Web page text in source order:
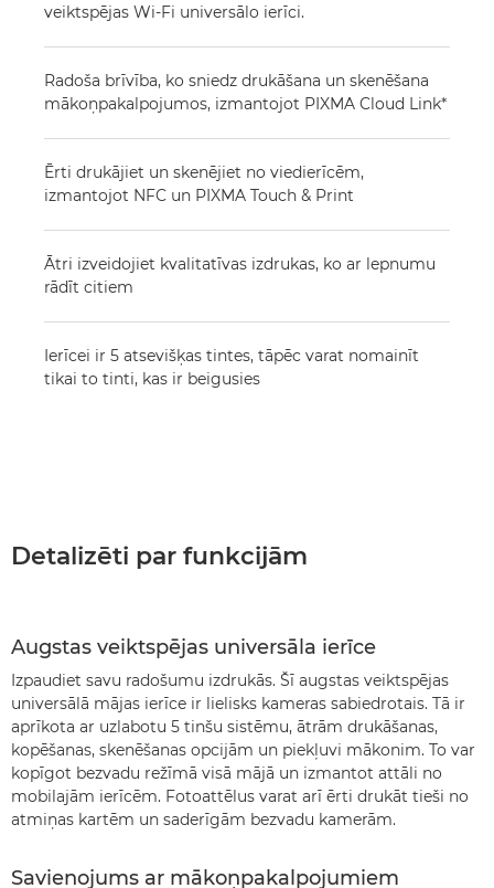
veiktspējas Wi-Fi universālo ierīci.
Radoša brīvība, ko sniedz drukāšana un skenēšana
mākoņpakalpojumos, izmantojot PIXMA Cloud Link*
Ērti drukājiet un skenējiet no viedierīcēm,
izmantojot NFC un PIXMA Touch & Print
Ātri izveidojiet kvalitatīvas izdrukas, ko ar lepnumu
rādīt citiem
Ierīcei ir 5 atsevišķas tintes, tāpēc varat nomainīt
tikai to tinti, kas ir beigusies
Detalizēti par funkcijām
Augstas veiktspējas universāla ierīce
Izpaudiet savu radošumu izdrukās. Šī augstas veiktspējas
universālā mājas ierīce ir lielisks kameras sabiedrotais. Tā ir
aprīkota ar uzlabotu 5 tinšu sistēmu, ātrām drukāšanas,
kopēšanas, skenēšanas opcijām un piekļuvi mākonim. To var
kopīgot bezvadu režīmā visā mājā un izmantot attāli no
mobilajām ierīcēm. Fotoattēlus varat arī ērti drukāt tieši no
atmiņas kartēm un saderīgām bezvadu kamerām.
Savienojums ar mākoņpakalpojumiem